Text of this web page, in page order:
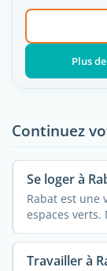
Plus
Continuez
Se loger à
Rabat est une
espaces verts.
Travailler à